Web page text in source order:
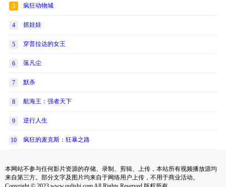
3 疯狂动物城
4 抓娃娃
5 穿普拉达的女王
6 落凡尘
7 默杀
8 航海王：强者天下
9 逆行人生
10 疯狂的麦克斯：狂暴之路
本网站不参与任何影片资源的存储、录制、剪辑、上传，本站所有视频播放源均
来自第三方。部分文字及图片均来自于网络用户上传，不用于商业活动。